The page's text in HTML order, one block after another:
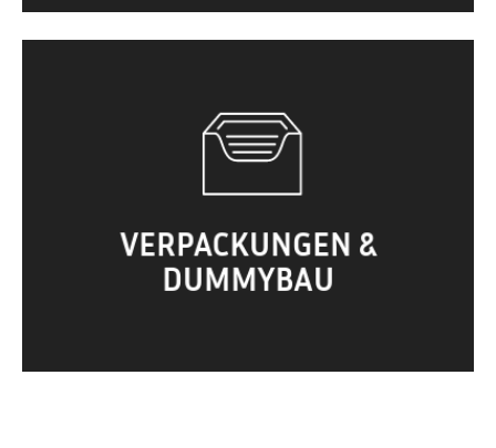
VERPACKUNGEN &
DUMMYBAU
Verpackungen. Umverpackungen. Beileger.